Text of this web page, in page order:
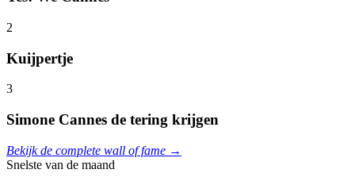
2
Kuijpertje
3
Simone Cannes de tering krijgen
Bekijk de complete wall of fame →
Snelste van de maand